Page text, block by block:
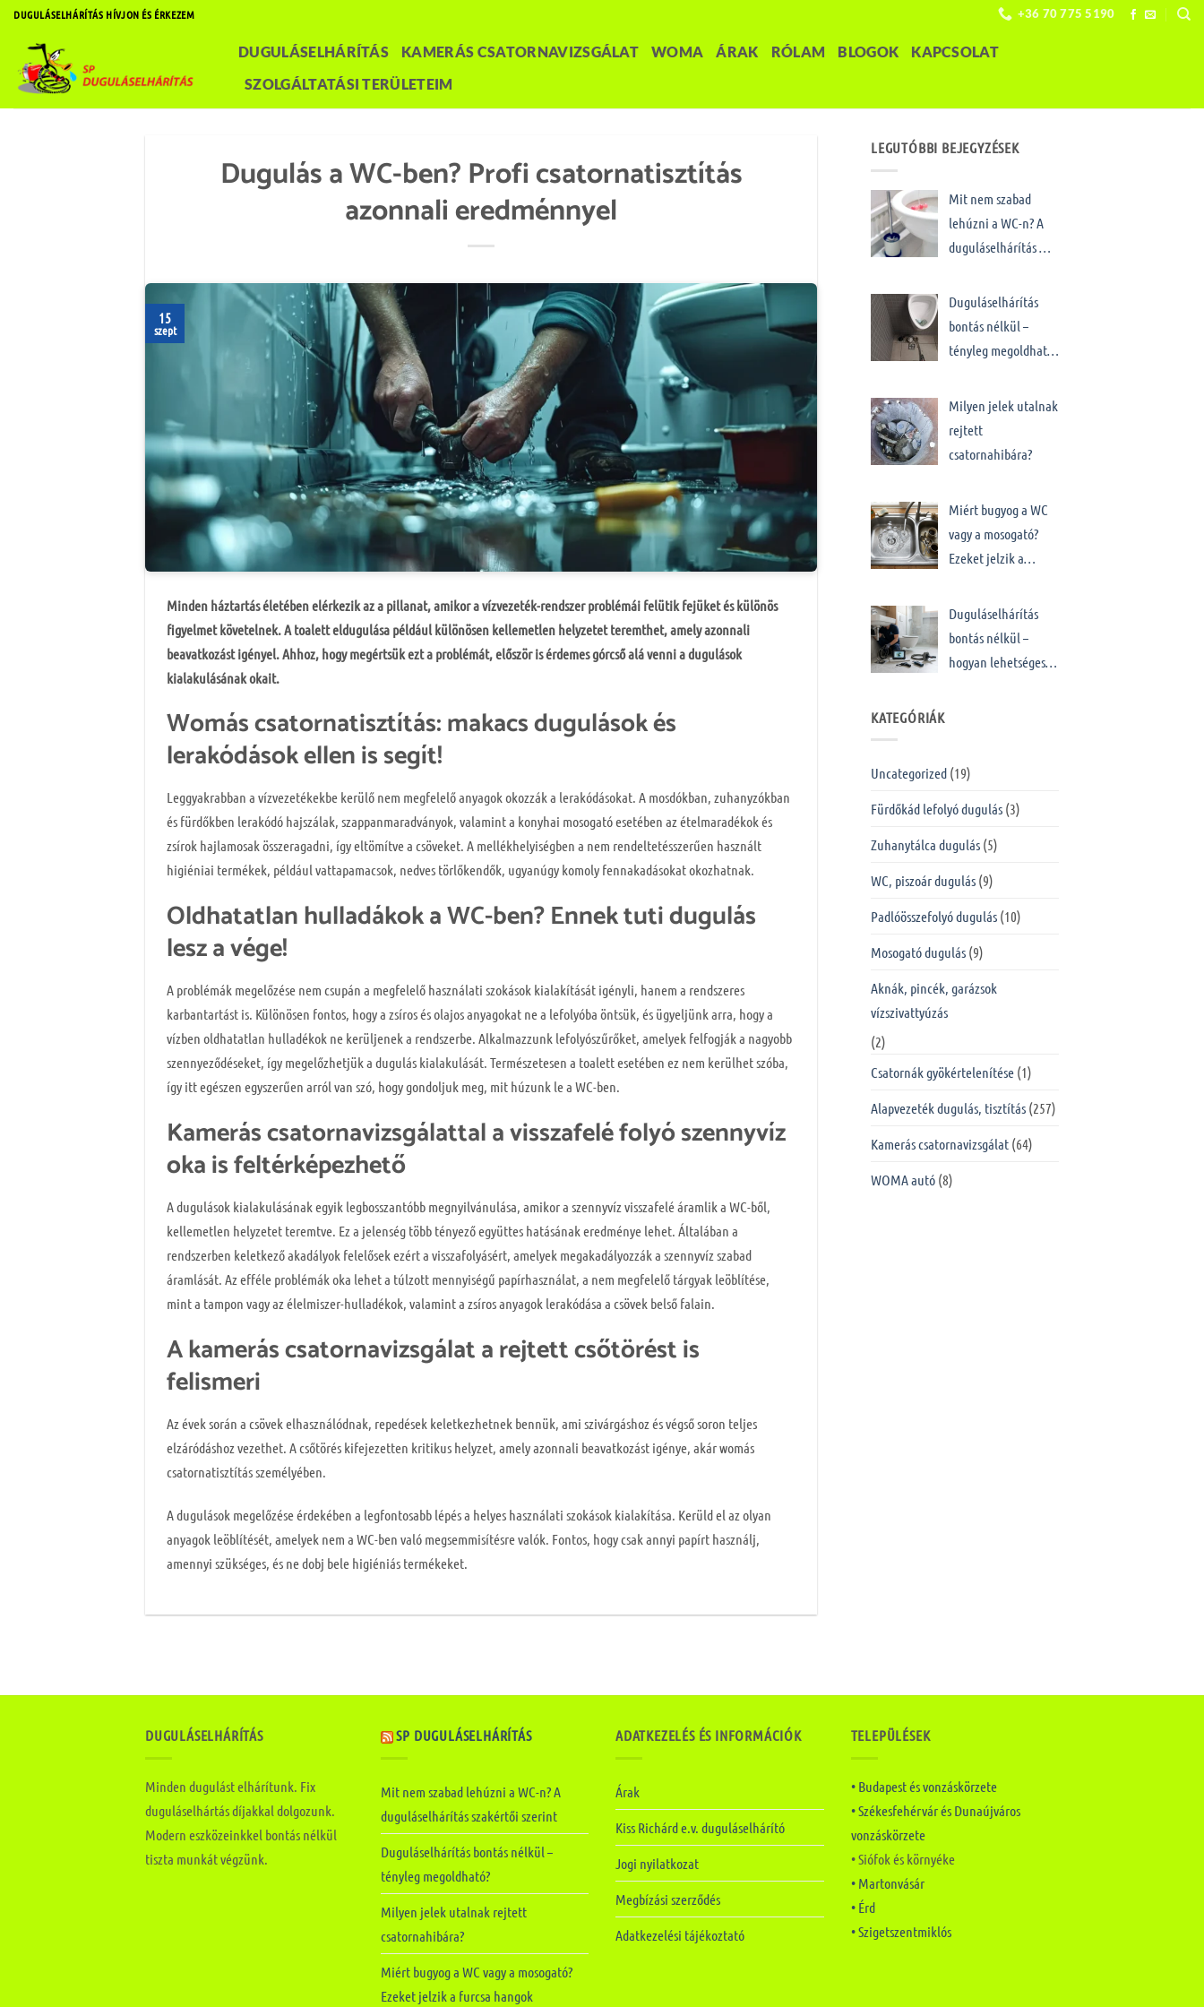
Skip
content
DUGULÁSELHÁRÍTÁS HÍVJON ÉS ÉRKEZEM +36 70 775 5190
DUGULÁSELHÁRÍTÁS KAMERÁS CSATORNAVIZSGÁLAT WOMA ÁRAK RÓLAM BLOGOK
KAPCSOLAT
SZOLGÁLTATÁSI TERÜLETEIM
Dugulás a WC-ben? Profi csatornatisztítás
azonnali eredménnyel
15
szept
Minden háztartás életében elérkezik az a pillanat, amikor a vízvezeték-rendszer problémái felütik fejüket és különös
figyelmet követelnek. A toalett eldugulása például különösen kellemetlen helyzetet teremthet, amely azonnali
beavatkozást igényel. Ahhoz, hogy megértsük ezt a problémát, először is érdemes górcső alá venni a dugulások
kialakulásának okait.
Womás csatornatisztítás: makacs dugulások és
lerakódások ellen is segít!
Leggyakrabban a vízvezetékekbe kerülő nem megfelelő anyagok okozzák a lerakódásokat. A mosdókban, zuhanyzókban
és fürdőkben lerakódó hajszálak, szappanmaradványok, valamint a konyhai mosogató esetében az ételmaradékok és
zsírok hajlamosak összeragadni, így eltömítve a csöveket. A mellékhelyiségben a nem rendeltetésszerűen használt
higiéniai termékek, például vattapamacsok, nedves törlőkendők, ugyanúgy komoly fennakadásokat okozhatnak.
Oldhatatlan hulladákok a WC-ben? Ennek tuti dugulás
lesz a vége!
A problémák megelőzése nem csupán a megfelelő használati szokások kialakítását igényli, hanem a rendszeres
karbantartást is. Különösen fontos, hogy a zsíros és olajos anyagokat ne a lefolyóba öntsük, és ügyeljünk arra, hogy a
vízben oldhatatlan hulladékok ne kerüljenek a rendszerbe. Alkalmazzunk lefolyószűrőket, amelyek felfogják a nagyobb
szennyeződéseket, így megelőzhetjük a dugulás kialakulását. Természetesen a toalett esetében ez nem kerülhet szóba,
így itt egészen egyszerűen arról van szó, hogy gondoljuk meg, mit húzunk le a WC-ben.
Kamerás csatornavizsgálattal a visszafelé folyó szennyvíz
oka is feltérképezhető
A dugulások kialakulásának egyik legbosszantóbb megnyilvánulása, amikor a szennyvíz visszafelé áramlik a WC-ből,
kellemetlen helyzetet teremtve. Ez a jelenség több tényező együttes hatásának eredménye lehet. Általában a
rendszerben keletkező akadályok felelősek ezért a visszafolyásért, amelyek megakadályozzák a szennyvíz szabad
áramlását. Az efféle problémák oka lehet a túlzott mennyiségű papírhasználat, a nem megfelelő tárgyak leöblítése,
mint a tampon vagy az élelmiszer-hulladékok, valamint a zsíros anyagok lerakódása a csövek belső falain.
A kamerás csatornavizsgálat a rejtett csőtörést is
felismeri
Az évek során a csövek elhasználódnak, repedések keletkezhetnek bennük, ami szivárgáshoz és végső soron teljes
elzáródáshoz vezethet. A csőtörés kifejezetten kritikus helyzet, amely azonnali beavatkozást igénye, akár womás
csatornatisztítás személyében.
A dugulások megelőzése érdekében a legfontosabb lépés a helyes használati szokások kialakítása. Kerüld el az olyan
anyagok leöblítését, amelyek nem a WC-ben való megsemmisítésre valók. Fontos, hogy csak annyi papírt használj,
amennyi szükséges, és ne dobj bele higiéniás termékeket.
LEGUTÓBBI BEJEGYZÉSEK
Mit nem szabad
lehúzni a WC-n? A
duguláselhárítás …
Duguláselhárítás
bontás nélkül –
tényleg megoldhat…
Milyen jelek utalnak
rejtett
csatornahibára?
Miért bugyog a WC
vagy a mosogató?
Ezeket jelzik a…
Duguláselhárítás
bontás nélkül –
hogyan lehetséges…
KATEGÓRIÁK
Uncategorized (19)
Fürdőkád lefolyó dugulás (3)
Zuhanytálca dugulás (5)
WC, piszoár dugulás (9)
Padlóösszefolyó dugulás (10)
Mosogató dugulás (9)
Aknák, pincék, garázsok
vízszivattyúzás
(2)
Csatornák gyökértelenítése (1)
Alapvezeték dugulás, tisztítás (257)
Kamerás csatornavizsgálat (64)
WOMA autó (8)
DUGULÁSELHÁRÍTÁS
Minden dugulást elhárítunk. Fix
duguláselhártás díjakkal dolgozunk.
Modern eszközeinkkel bontás nélkül
tiszta munkát végzünk.
SP DUGULÁSELHÁRÍTÁS
Mit nem szabad lehúzni a WC-n? A
duguláselhárítás szakértői szerint
Duguláselhárítás bontás nélkül –
tényleg megoldható?
Milyen jelek utalnak rejtett
csatornahibára?
Miért bugyog a WC vagy a mosogató?
Ezeket jelzik a furcsa hangok
ADATKEZELÉS ÉS INFORMÁCIÓK
Árak
Kiss Richárd e.v. duguláselhárító
Jogi nyilatkozat
Megbízási szerződés
Adatkezelési tájékoztató
TELEPÜLÉSEK
• Budapest és vonzáskörzete
• Székesfehérvár és Dunaújváros
vonzáskörzete
• Siófok és környéke
• Martonvásár
• Érd
• Szigetszentmiklós